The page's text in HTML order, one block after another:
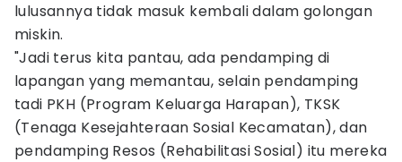
lulusannya tidak masuk kembali dalam golongan
miskin.
"Jadi terus kita pantau, ada pendamping di
lapangan yang memantau, selain pendamping
tadi PKH (Program Keluarga Harapan), TKSK
(Tenaga Kesejahteraan Sosial Kecamatan), dan
pendamping Resos (Rehabilitasi Sosial) itu mereka